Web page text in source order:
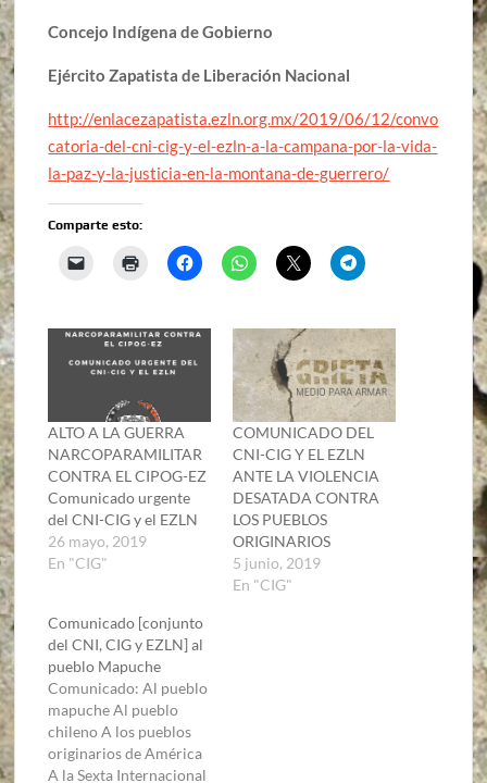
Concejo Indígena de Gobierno
Ejército Zapatista de Liberación Nacional
http://enlacezapatista.ezln.org.mx/2019/06/12/convo
catoria-del-cni-cig-y-el-ezln-a-la-campana-por-la-vida-
la-paz-y-la-justicia-en-la-montana-de-guerrero/
Comparte esto:
ALTO A LA GUERRA
NARCOPARAMILITAR
CONTRA EL CIPOG-EZ
Comunicado urgente
del CNI-CIG y el EZLN
26 mayo, 2019
En "CIG"
COMUNICADO DEL
CNI-CIG Y EL EZLN
ANTE LA VIOLENCIA
DESATADA CONTRA
LOS PUEBLOS
ORIGINARIOS
5 junio, 2019
En "CIG"
Comunicado [conjunto
del CNI, CIG y EZLN] al
pueblo Mapuche
Comunicado: Al pueblo
mapuche Al pueblo
chileno A los pueblos
originarios de América
A la Sexta Internacional